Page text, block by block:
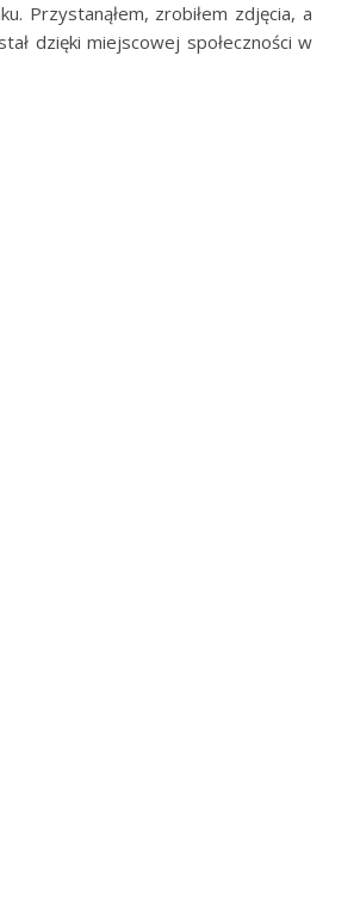
Przystanąłem, zrobiłem zdjęcia, a
dzięki miejscowej społeczności w